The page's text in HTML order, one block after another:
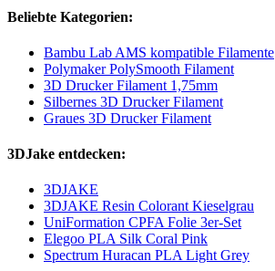
Beliebte Kategorien:
Bambu Lab AMS kompatible Filamente
Polymaker PolySmooth Filament
3D Drucker Filament 1,75mm
Silbernes 3D Drucker Filament
Graues 3D Drucker Filament
3DJake entdecken:
3DJAKE
3DJAKE Resin Colorant Kieselgrau
UniFormation CPFA Folie 3er-Set
Elegoo PLA Silk Coral Pink
Spectrum Huracan PLA Light Grey